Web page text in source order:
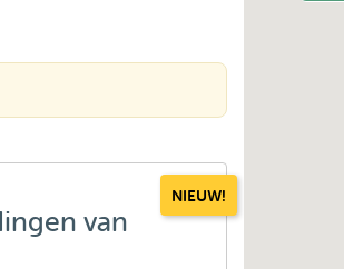
NIEUW!
van